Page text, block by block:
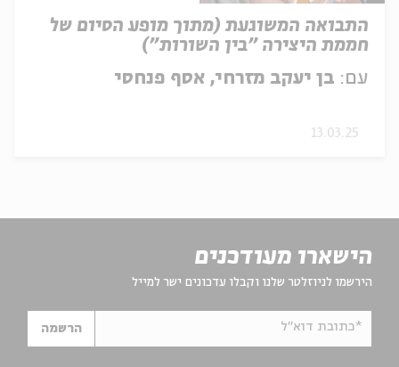
התבואה המשוגעת (מתוך מופע הסיום של
חממת היצירה "בין השורות")
עם: בן יעקב מזרחי, אסף פנחסי
13.03.25
הישארו מעודכנים
הירשמו לניוזלטר שלנו וקבלו עדכונים ישר למייל
*כתובת דוא"ל הרשמה